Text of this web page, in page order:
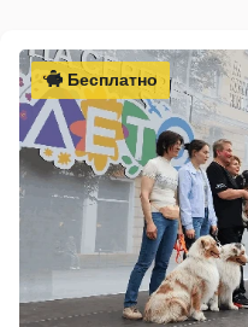
Бесплатно